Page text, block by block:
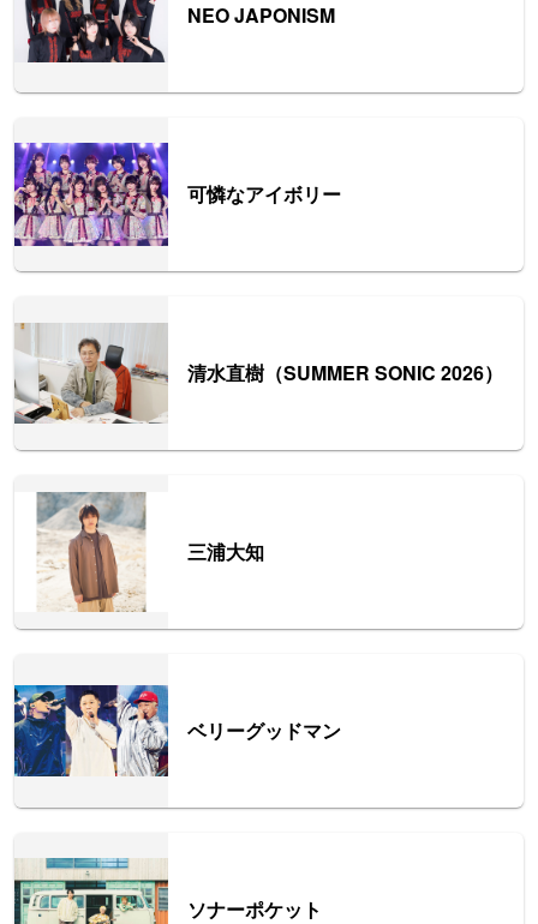
NEO JAPONISM
可憐なアイボリー
清水直樹（SUMMER SONIC 2026）
三浦大知
ベリーグッドマン
ソナーポケット